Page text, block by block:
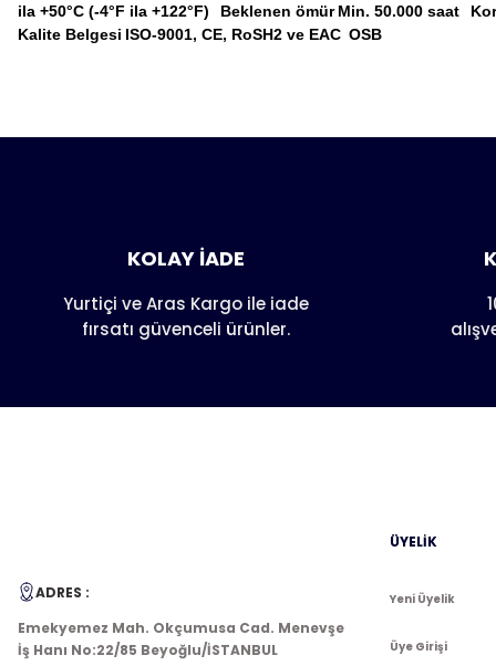
ila +50°C (-4°F ila +122°F)
Beklenen ömür Min. 50.000 saat
Kalite Belgesi ISO-9001, CE, RoSH2 ve EAC OSB
Bu ürünün fiyat bilgisi, resim, ürün açıklamalarında ve
Ürün açıklamasında eksik bilgiler bulunuyor.
Ürün bilgilerinde hatalar bulunuyor.
Ürün fiyatı diğer sitelerden daha pahalı.
KOLAY İADE
Yurtiçi ve Aras Kargo ile iade
fırsatı güvenceli ürünler.
ADRES :
Emekyemez Mah. Okçumusa Cad. Menevşe
İş Hanı No:22/85 Beyoğlu/İSTANBUL
ÜYELİK
Yeni Üyelik
Üye Girişi